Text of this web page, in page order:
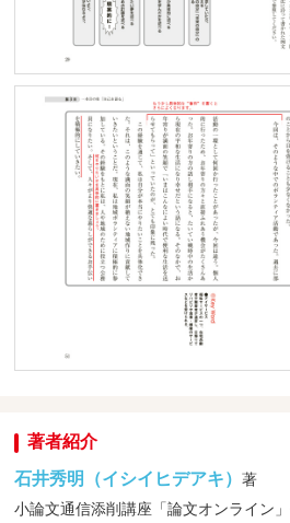
著者紹介
石井秀明（イシイヒデアキ）著
小論文通信添削講座「論文オンライン